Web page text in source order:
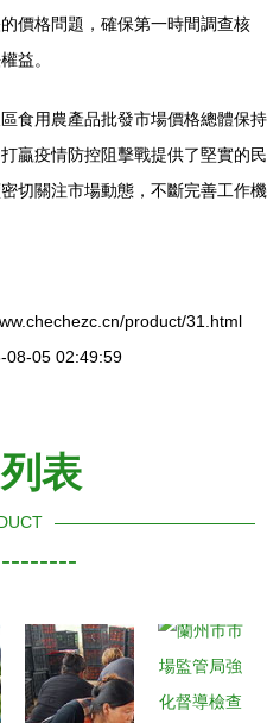
價格問題，確保第一時間調查核
益。
食用農產品批發市場價格總體保持
贏疫情防控阻擊戰提供了堅實的民
切關注市場動態，不斷完善工作機
product/31.html
08-05 02:49:59
表